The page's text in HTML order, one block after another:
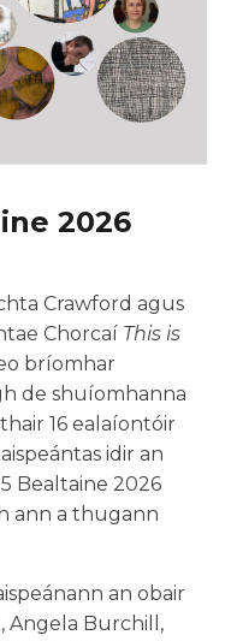
2026
Crawford agus
Chorcaí This is
bríomhar
de shuíomhanna
16 ealaíontóir
idir an
Bealtaine 2026
ann a thugann
an obair
Angela Burchill,